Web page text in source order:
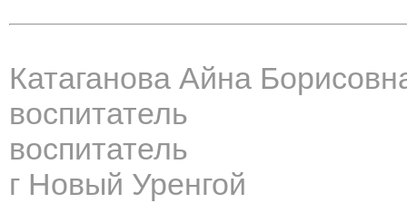
Катаганова Айна
воспитатель
воспитатель
г Новый Уренгой